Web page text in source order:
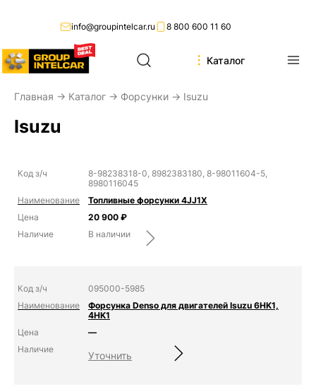
8 800 600 11 60
info@groupintelcar.ru
Каталог
Главная → Каталог → Форсунки → Isuzu
Isuzu
8-98238318-0, 8982383180, 8-98011604-5,
8980116045
Топливные форсунки 4JJ1X
20 900 ₽
В наличии
095000-5985
Форсунка Denso для двигателей Isuzu 6HK1,
4HK1
—
Уточнить